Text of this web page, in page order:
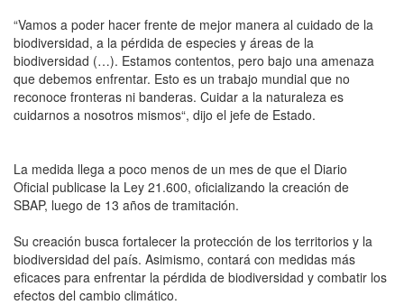
“Vamos a poder hacer frente de mejor manera al cuidado de la
biodiversidad, a la pérdida de especies y áreas de la
biodiversidad (…). Estamos contentos, pero bajo una amenaza
que debemos enfrentar. Esto es un trabajo mundial que no
reconoce fronteras ni banderas. Cuidar a la naturaleza es
cuidarnos a nosotros mismos“, dijo el jefe de Estado.
La medida llega a poco menos de un mes de que el Diario
Oficial publicase la Ley 21.600, oficializando la creación de
SBAP, luego de 13 años de tramitación.
Su creación busca fortalecer la protección de los territorios y la
biodiversidad del país. Asimismo, contará con medidas más
eficaces para enfrentar la pérdida de biodiversidad y combatir los
efectos del cambio climático.